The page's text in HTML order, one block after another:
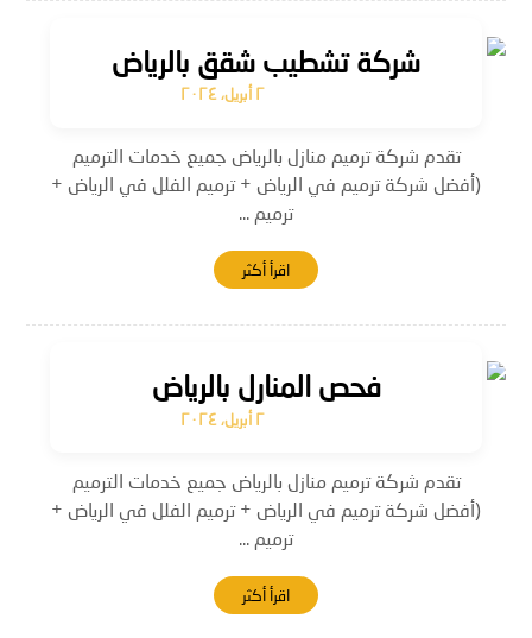
شركة تشطيب شقق بالرياض
٢ أبريل، ٢٠٢٤
تقدم شركة ترميم منازل بالرياض جميع خدمات الترميم
(أفضل شركة ترميم في الرياض + ترميم الفلل في الرياض +
ترميم ...
اقرأ أكثر
فحص المنارل بالرياض
٢ أبريل، ٢٠٢٤
تقدم شركة ترميم منازل بالرياض جميع خدمات الترميم
(أفضل شركة ترميم في الرياض + ترميم الفلل في الرياض +
ترميم ...
اقرأ أكثر